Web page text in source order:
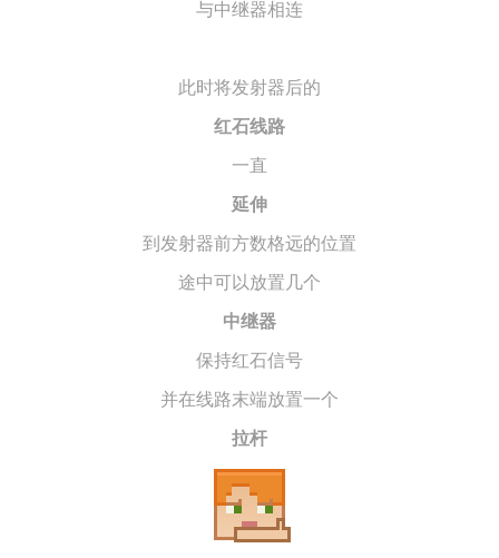
与中继器相连
此时将发射器后的
红石线路
一直
延伸
到发射器前方数格远的位置
途中可以放置几个
中继器
保持红石信号
并在线路末端放置一个
拉杆